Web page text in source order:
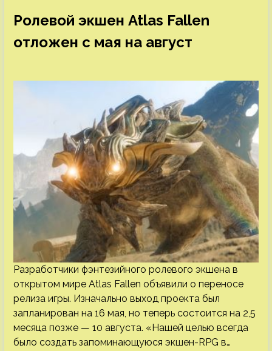
Ролевой экшен Atlas Fallen
отложен с мая на август
Разработчики фэнтезийного ролевого экшена в
открытом мире Atlas Fallen объявили о переносе
релиза игры. Изначально выход проекта был
запланирован на 16 мая, но теперь состоится на 2,5
месяца позже — 10 августа. «Нашей целью всегда
было создать запоминающуюся экшен-RPG в…